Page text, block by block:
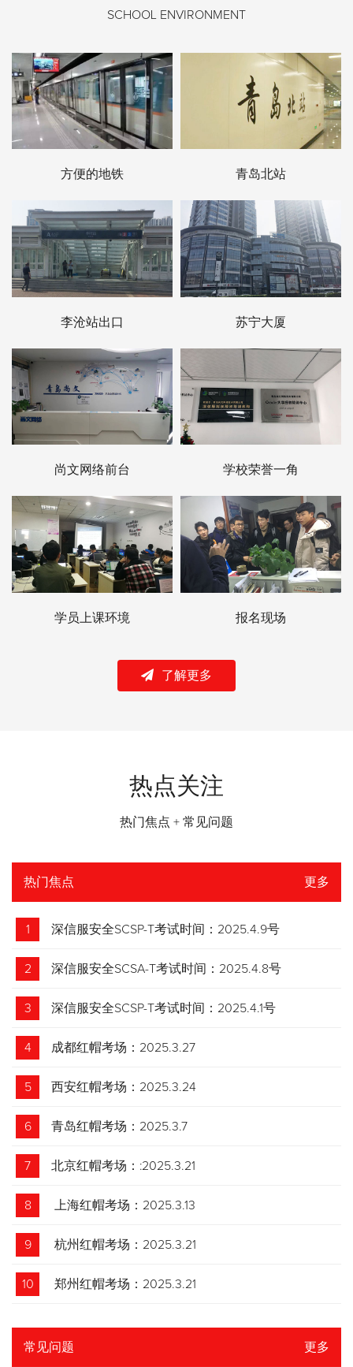
SCHOOL ENVIRONMENT
方便的地铁 青岛北站
李沧站出口 苏宁大厦
尚文网络前台 学校荣誉一角
学员上课环境 报名现场
了解更多
热点关注
热门焦点 + 常见问题
热门焦点 更多
1 深信服安全SCSP-T考试时间：2025.4.9号
2 深信服安全SCSA-T考试时间：2025.4.8号
3 深信服安全SCSP-T考试时间：2025.4.1号
4 成都红帽考场：2025.3.27
5 西安红帽考场：2025.3.24
6 青岛红帽考场：2025.3.7
7 北京红帽考场：:2025.3.21
8 上海红帽考场：2025.3.13
9 杭州红帽考场：2025.3.21
10 郑州红帽考场：2025.3.21
常见问题 更多